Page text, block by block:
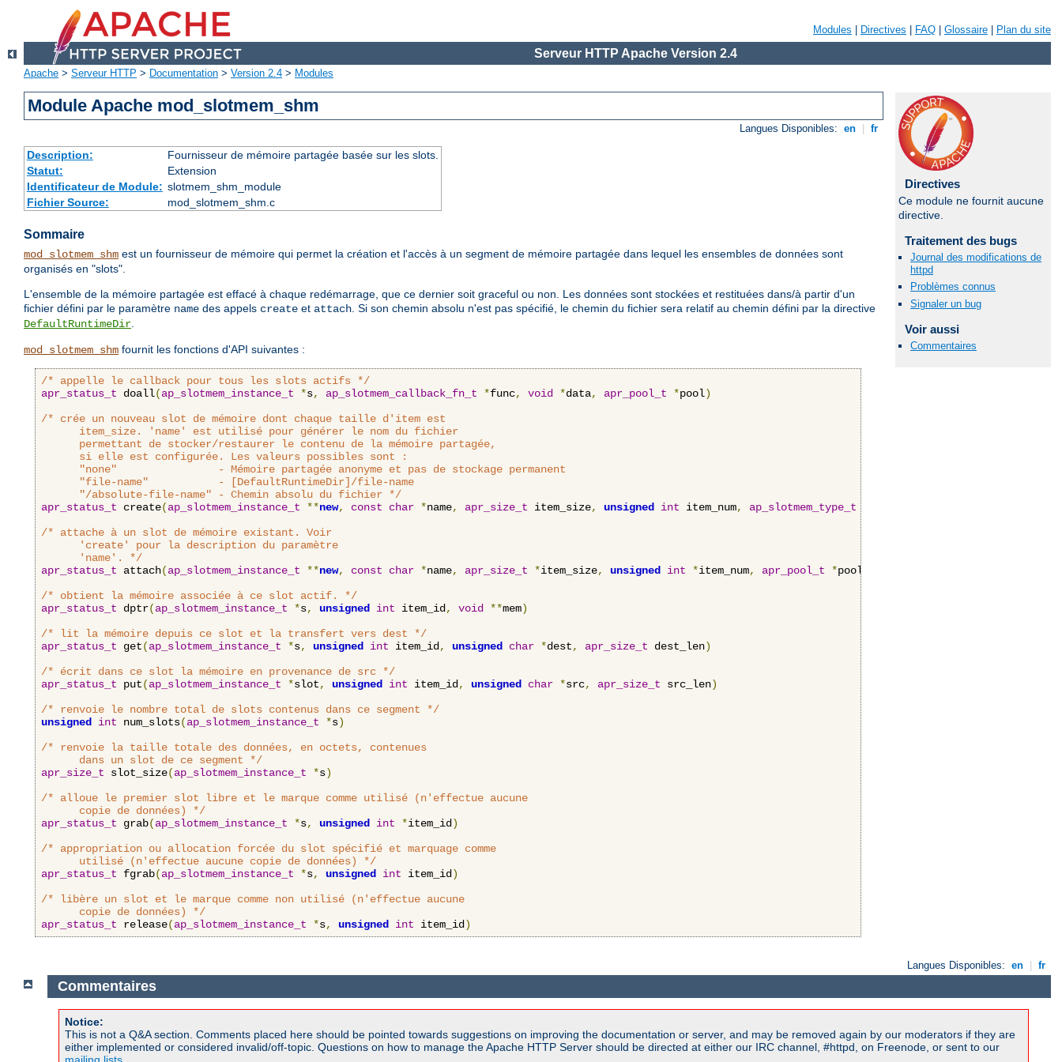
Modules Directives FAQ Glossaire Plan du site
Serveur HTTP Apache Version 2.4
Apache > Serveur HTTP > Documentation > Version 2.4 > Modules
Module Apache mod_slotmem_shm
Langues Disponibles: en fr
Description:
Fournisseur de mémoire partagée basée sur les slots.
Statut:
Extension
Identificateur de Module: slotmem_shm_module
Fichier Source:
mod_slotmem_shm.c
Sommaire
mod_slotmem_shm est un fournisseur de mémoire qui permet la création et l'accès à un segment de mémoire partagée dans lequel les ensembles de données sont
organisés en "slots".
L'ensemble de la mémoire partagée est effacé à chaque redémarrage, que ce dernier soit graceful ou non. Les données sont stockées et restituées dans/à partir d'un
fichier défini par le paramètre name des appels create et attach. Si son chemin absolu n'est pas spécifié, le chemin du fichier sera relatif au chemin défini par la directive
DefaultRuntimeDir.
mod_slotmem_shm fournit les fonctions d'API suivantes :
/* appelle le callback pour tous les slots actifs */
apr_status_t doall(ap_slotmem_instance_t *s, ap_slotmem_callback_fn_t *func, void *data, apr_pool_t *pool)
/* crée un nouveau slot de mémoire dont chaque taille d'item est
      item_size. 'name' est utilisé pour générer le nom du fichier
      permettant de stocker/restaurer le contenu de la mémoire partagée,
      si elle est configurée. Les valeurs possibles sont :
      "none"                - Mémoire partagée anonyme et pas de stockage permanent
      "file-name"           - [DefaultRuntimeDir]/file-name
      "/absolute-file-name" - Chemin absolu du fichier */
apr_status_t create(ap_slotmem_instance_t **new, const char *name, apr_size_t item_size, unsigned int item_num, ap_slotmem_type_t type
/* attache à un slot de mémoire existant. Voir
      'create' pour la description du paramètre
      'name'. */
apr_status_t attach(ap_slotmem_instance_t **new, const char *name, apr_size_t *item_size, unsigned int *item_num, apr_pool_t *pool
/* obtient la mémoire associée à ce slot actif. */
apr_status_t dptr(ap_slotmem_instance_t *s, unsigned int item_id, void **mem)
/* lit la mémoire depuis ce slot et la transfert vers dest */
apr_status_t get(ap_slotmem_instance_t *s, unsigned int item_id, unsigned char *dest, apr_size_t dest_len)
/* écrit dans ce slot la mémoire en provenance de src */
apr_status_t put(ap_slotmem_instance_t *slot, unsigned int item_id, unsigned char *src, apr_size_t src_len)
/* renvoie le nombre total de slots contenus dans ce segment */
unsigned int num_slots(ap_slotmem_instance_t *s)
/* renvoie la taille totale des données, en octets, contenues
      dans un slot de ce segment */
apr_size_t slot_size(ap_slotmem_instance_t *s)
/* alloue le premier slot libre et le marque comme utilisé (n'effectue aucune
      copie de données) */
apr_status_t grab(ap_slotmem_instance_t *s, unsigned int *item_id)
/* appropriation ou allocation forcée du slot spécifié et marquage comme
      utilisé (n'effectue aucune copie de données) */
apr_status_t fgrab(ap_slotmem_instance_t *s, unsigned int item_id)
/* libère un slot et le marque comme non utilisé (n'effectue aucune
      copie de données) */
apr_status_t release(ap_slotmem_instance_t *s, unsigned int item_id)
Directives
Ce module ne fournit aucune
directive.
Traitement des bugs
Journal des modifications de
httpd
Problèmes connus
Signaler un bug
Voir aussi
Commentaires
Langues Disponibles: en fr
Commentaires
Notice:
This is not a Q&A section. Comments placed here should be pointed towards suggestions on improving the documentation or server, and may be removed again by our moderators if they are
either implemented or considered invalid/off-topic. Questions on how to manage the Apache HTTP Server should be directed at either our IRC channel, #httpd, on Freenode, or sent to our
mailing lists